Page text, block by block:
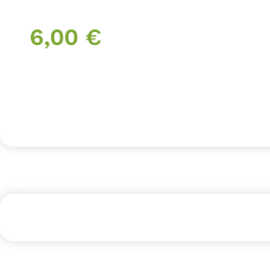
6,00 €